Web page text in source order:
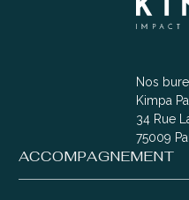
Nos
Kimpa
34 Rue
75009
ACCOMPAGNEMENT